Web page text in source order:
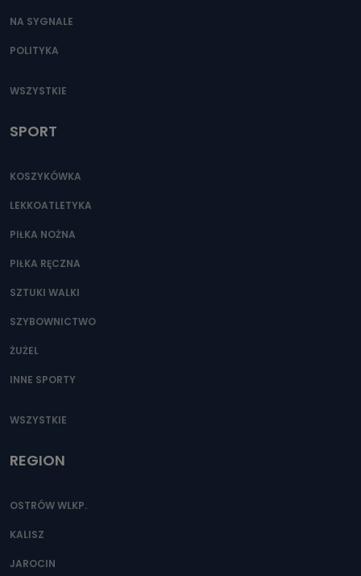
NA SYGNALE
POLITYKA
WSZYSTKIE
SPORT
KOSZYKÓWKA
LEKKOATLETYKA
PIŁKA NOŻNA
PIŁKA RĘCZNA
SZTUKI WALKI
SZYBOWNICTWO
ŻUŻEL
INNE SPORTY
WSZYSTKIE
REGION
OSTRÓW WLKP.
KALISZ
JAROCIN